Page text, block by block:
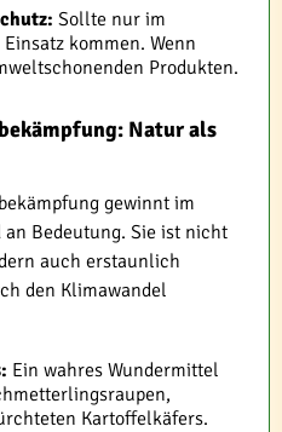
Sollte nur im
kommen. Wenn
Produkten.
Natur als
gewinnt im
Bedeutung. Sie ist nicht
auch erstaunlich
den Klimawandel
Ein wahres Wundermittel
Kartoffelkäfers.